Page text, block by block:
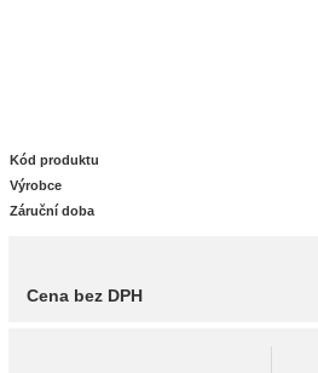
Kód produktu
Výrobce
Záruční doba
Cena bez DPH